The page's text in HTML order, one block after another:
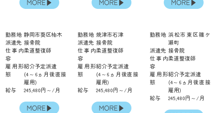
勤務地 静岡市葵区柚木
派遣先 接骨院
仕事内
容
柔道整復師
雇用形
態
紹介予定派遣
(4～6ヵ月後直接
雇用)
給与
245,480円～/月
勤務地 焼津市石津
派遣先 接骨院
仕事内
容
柔道整復師
雇用形
態
紹介予定派遣
(4～6ヵ月後直接
雇用)
給与
245,480円～/月
勤務地 浜松市東区篠ケ
瀬町
派遣先 接骨院
仕事内
容
柔道整復師
雇用形
態
紹介予定派遣
(4～6ヵ月後直接
雇用)
給与
245,480円～/月